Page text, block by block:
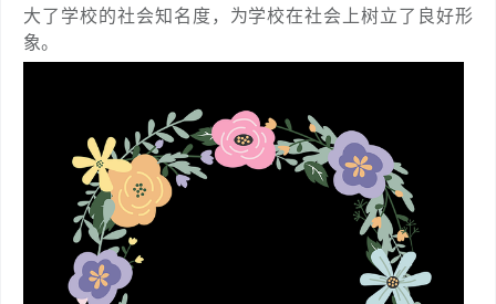
大了学校的社会知名度，为学校在社会上树立了良好形
象。